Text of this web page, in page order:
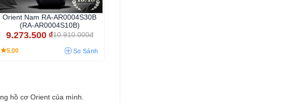
Orient Nam RA-AR0004S30B
(RA-AR0004S10B)
9.273.500 ₫10.910.000đ
5.00 So Sánh
hồ cơ Orient của mình.